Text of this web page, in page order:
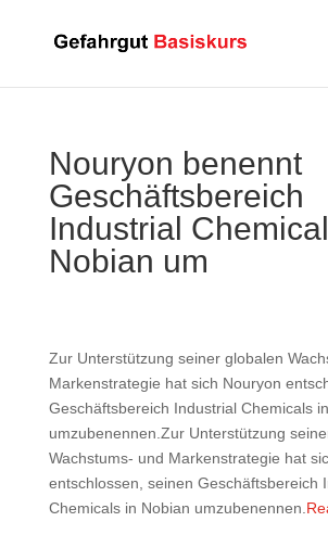
Nouryon benennt
Geschäftsbereich
Industrial
Nobian um
Zur Unterstützung seiner globalen
Markenstrategie hat sich Nouryon
Geschäftsbereich Industrial Chemicals
umzubenennen.Zur Unterstützung
Wachstums- und Markenstrategie hat
entschlossen, seinen Geschäftsbereich
Chemicals in Nobian umzubenennen.